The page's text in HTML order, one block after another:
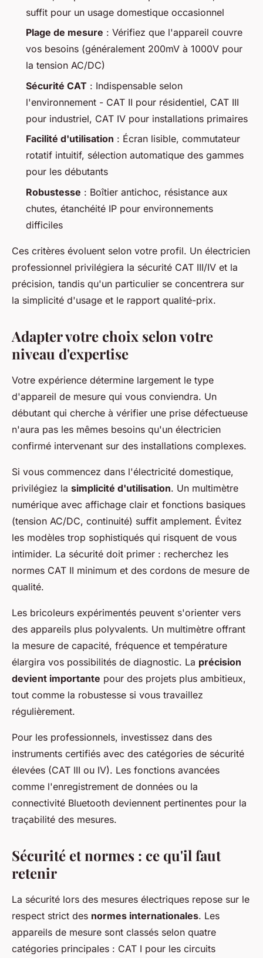
suffit pour un usage domestique occasionnel
Plage de mesure : Vérifiez que l'appareil couvre
vos besoins (généralement 200mV à 1000V pour
la tension AC/DC)
Sécurité CAT : Indispensable selon
l'environnement - CAT II pour résidentiel, CAT III
pour industriel, CAT IV pour installations primaires
Facilité d'utilisation : Écran lisible, commutateur
rotatif intuitif, sélection automatique des gammes
pour les débutants
Robustesse : Boîtier antichoc, résistance aux
chutes, étanchéité IP pour environnements
difficiles
Ces critères évoluent selon votre profil. Un électricien
professionnel privilégiera la sécurité CAT III/IV et la
précision, tandis qu'un particulier se concentrera sur
la simplicité d'usage et le rapport qualité-prix.
Adapter votre choix selon votre
niveau d'expertise
Votre expérience détermine largement le type
d'appareil de mesure qui vous conviendra. Un
débutant qui cherche à vérifier une prise défectueuse
n'aura pas les mêmes besoins qu'un électricien
confirmé intervenant sur des installations complexes.
Si vous commencez dans l'électricité domestique,
privilégiez la simplicité d'utilisation. Un multimètre
numérique avec affichage clair et fonctions basiques
(tension AC/DC, continuité) suffit amplement. Évitez
les modèles trop sophistiqués qui risquent de vous
intimider. La sécurité doit primer : recherchez les
normes CAT II minimum et des cordons de mesure de
qualité.
Les bricoleurs expérimentés peuvent s'orienter vers
des appareils plus polyvalents. Un multimètre offrant
la mesure de capacité, fréquence et température
élargira vos possibilités de diagnostic. La précision
devient importante pour des projets plus ambitieux,
tout comme la robustesse si vous travaillez
régulièrement.
Pour les professionnels, investissez dans des
instruments certifiés avec des catégories de sécurité
élevées (CAT III ou IV). Les fonctions avancées
comme l'enregistrement de données ou la
connectivité Bluetooth deviennent pertinentes pour la
traçabilité des mesures.
Sécurité et normes : ce qu'il faut
retenir
La sécurité lors des mesures électriques repose sur le
respect strict des normes internationales. Les
appareils de mesure sont classés selon quatre
catégories principales : CAT I pour les circuits